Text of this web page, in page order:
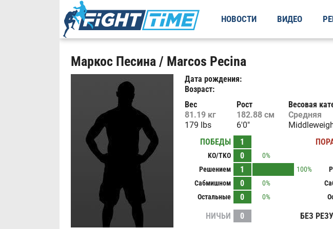
НОВОСТИ ВИДЕО
Маркос Песина / Marcos Pecina
Дата рождения:
Возраст:
Вес
81.19 кг
179 lbs
Рост
182.88 см
6'0"
Весовая
Средняя
ПОБЕДЫ
1
KO/TKO 0
0%
Решением
1
100%
Сабмишном
0
0%
Остальные
0 0%
НИЧЬИ 0 БЕЗ